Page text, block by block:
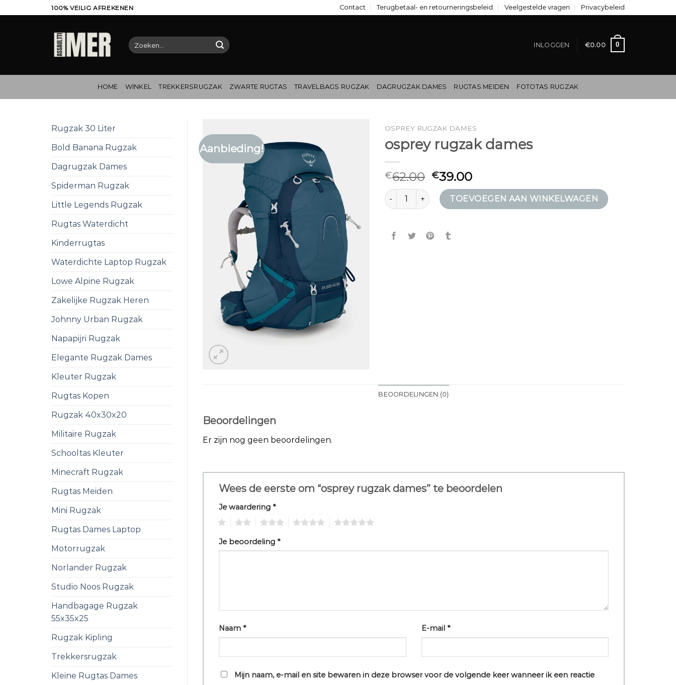
naar
100% VEILIG AFREKENEN Contact Terugbetaal- en retourneringsbeleid Veelgestelde vragen Privacybeleid
Zoeken
naar:
INLOGGEN €0.00 0
HOME WINKEL TREKKERSRUGZAK ZWARTE RUGTAS TRAVELBAGS RUGZAK DAGRUGZAK DAMES RUGTAS MEIDEN FOTOTAS RUGZAK
Rugzak 30 Liter
Bold Banana Rugzak
Dagrugzak Dames
Spiderman Rugzak
Little Legends Rugzak
Rugtas Waterdicht
Kinderrugtas
Waterdichte Laptop Rugzak
Lowe Alpine Rugzak
Zakelijke Rugzak Heren
Johnny Urban Rugzak
Napapijri Rugzak
Elegante Rugzak Dames
Kleuter Rugzak
Rugtas Kopen
Rugzak 40x30x20
Militaire Rugzak
Schooltas Kleuter
Minecraft Rugzak
Rugtas Meiden
Mini Rugzak
Rugtas Dames Laptop
Motorrugzak
Norlander Rugzak
Studio Noos Rugzak
Handbagage Rugzak
55x35x25
Rugzak Kipling
Trekkersrugzak
Kleine Rugtas Dames
Aanbieding!
OSPREY RUGZAK DAMES
osprey rugzak dames
€62.00 €39.00
osprey rugzak dames aantalTOEVOEGEN AAN WINKELWAGEN
BEOORDELINGEN (0)
Beoordelingen
Er zijn nog geen beoordelingen.
Wees de eerste om “osprey rugzak dames” te beoordelen
Je waardering *
Je beoordeling *
Naam * E-mail *
Mijn naam, e-mail en site bewaren in deze browser voor de volgende keer wanneer ik een reactie